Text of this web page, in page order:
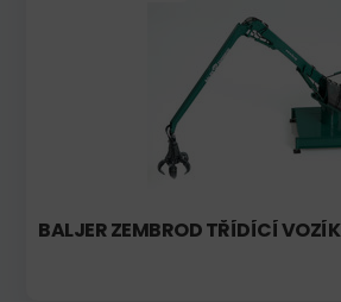
BALJER ZEMBROD TŘÍDÍCÍ VOZÍK